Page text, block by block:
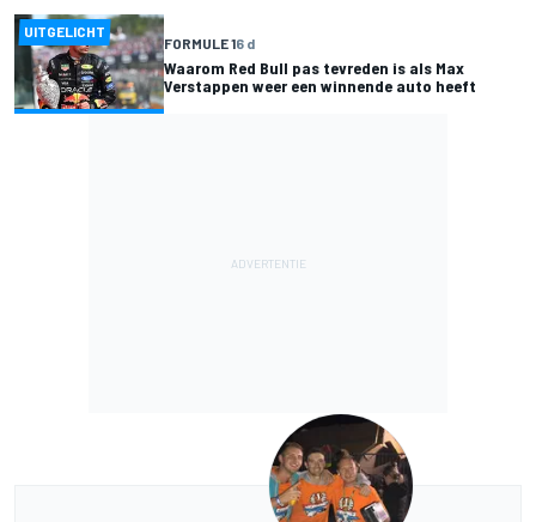
UITGELICHT
FORMULE 16 d
Waarom Red Bull pas tevreden is als Max
Verstappen weer een winnende auto heeft